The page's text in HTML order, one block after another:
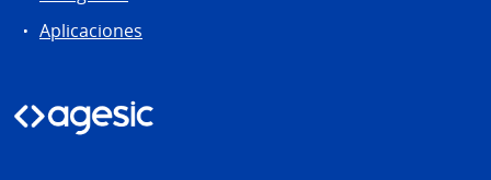
Aplicaciones